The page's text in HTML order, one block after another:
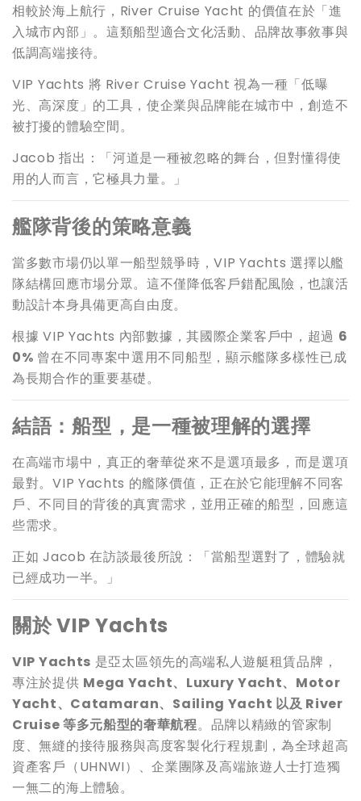
相較於海上航行，River Cruise Yacht 的價值在於「進
入城市內部」。這類船型適合文化活動、品牌故事敘事與
低調高端接待。
VIP Yachts 將 River Cruise Yacht 視為一種「低曝
光、高深度」的工具，使企業與品牌能在城市中，創造不
被打擾的體驗空間。
Jacob 指出：「河道是一種被忽略的舞台，但對懂得使
用的人而言，它極具力量。」
艦隊背後的策略意義
當多數市場仍以單一船型競爭時，VIP Yachts 選擇以艦
隊結構回應市場分眾。這不僅降低客戶錯配風險，也讓活
動設計本身具備更高自由度。
根據 VIP Yachts 內部數據，其國際企業客戶中，超過 6
0% 曾在不同專案中選用不同船型，顯示艦隊多樣性已成
為長期合作的重要基礎。
結語：船型，是一種被理解的選擇
在高端市場中，真正的奢華從來不是選項最多，而是選項
最對。VIP Yachts 的艦隊價值，正在於它能理解不同客
戶、不同目的背後的真實需求，並用正確的船型，回應這
些需求。
正如 Jacob 在訪談最後所說：「當船型選對了，體驗就
已經成功一半。」
關於 VIP Yachts
VIP Yachts 是亞太區領先的高端私人遊艇租賃品牌，
專注於提供 Mega Yacht、Luxury Yacht、Motor
Yacht、Catamaran、Sailing Yacht 以及 River
Cruise 等多元船型的奢華航程。品牌以精緻的管家制
度、無縫的接待服務與高度客製化行程規劃，為全球超高
資產客戶（UHNWI）、企業團隊及高端旅遊人士打造獨
一無二的海上體驗。